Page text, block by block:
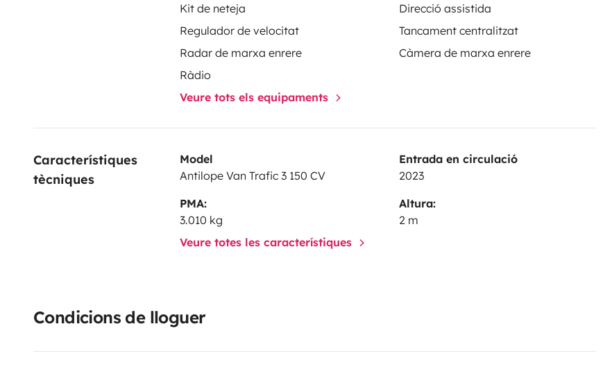
Kit de neteja
Direcció assistida
Regulador de velocitat
Tancament centralitzat
Radar de marxa enrere
Càmera de marxa enrere
Ràdio
Veure tots els equipaments
Característiques
tècniques
Model
Antilope Van Trafic 3 150 CV
Entrada en circulació
2023
PMA:
3.010 kg
Altura:
2 m
Veure totes les característiques
Condicions de lloguer